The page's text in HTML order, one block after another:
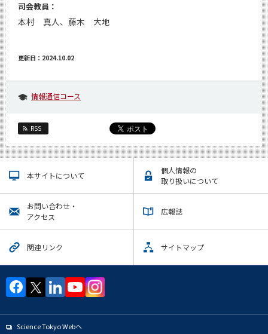
司会教員：
本村 真人、藤木 大地
更新日：2024.10.02
情報通信コース
RSS
本サイトについて
個人情報の
取り扱いについて
お問い合わせ・
アクセス
広報誌
関連リンク サイトマップ
Science Tokyo Webヘ